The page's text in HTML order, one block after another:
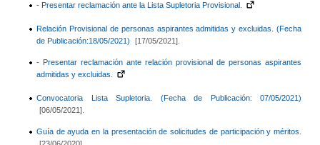
- Presentar reclamación ante la Lista Supletoria Provisional.
Relación Provisional de personas aspirantes admitidas y excluidas. (Fecha
de Publicación:18/05/2021)
[17/05/2021].
- Presentar reclamación ante relación provisional de personas aspirantes
admitidas y excluidas.
Convocatoria Lista Supletoria. (Fecha de Publicación: 07/05/2021)
[06/05/2021].
Guía de ayuda en la presentación de solicitudes de participación y méritos.